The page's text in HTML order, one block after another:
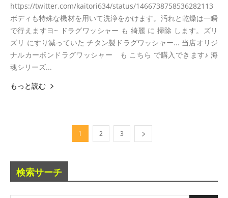
https://twitter.com/kaitori634/status/1466738758536282113
ボディも特殊な機材を用いて洗浄をかけます。汚れと乾燥は一瞬
で行えますヨ~ ドラグワッシャー も 綺麗 に 掃除 します。ズリ
ズリ にすり減っていた チタン製ドラグワッシャー... 当店オリジ
ナルカーボンドラグワッシャー も こちら で購入できます♪ 海
魂シリーズ...
もっと読む
1 2 3
検索サーチ